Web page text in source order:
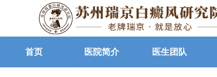
首页 医院简介 医生团队